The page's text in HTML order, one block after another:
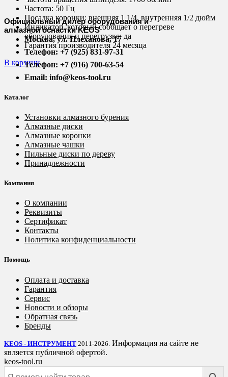
Частота: 50 Гц
Посадка коронки: внешняя 1 1/4, внутренняя 1/2 дюйм
Индикатор, который сообщает о перегреве
оборудования и перегрузке: да
Гарантия производителя 24 месяца
В корзину
Официальный дилер оборудования и
алмазной оснастки KEOS
Москва, ул. Плеханова, 17
Телефон: +7 (925) 831-97-31
Телефон: +7 (916) 700-63-54
Email: info@keos-tool.ru
Каталог
Установки алмазного бурения
Алмазные диски
Алмазные коронки
Алмазные чашки
Пильные диски по дереву
Принадлежности
Компания
О компании
Реквизиты
Сертификат
Контакты
Политика конфиденциальности
Помощь
Оплата и доставка
Гарантия
Сервис
Новости и обзоры
Обратная связь
Бренды
KEOS - ИНСТРУМЕНТ 2011-2026. Информация на сайте не
является публичной офертой.
keos-tool.ru